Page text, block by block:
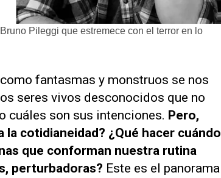
Pileggi que estremece con el terror en lo
fantasmas y monstruos se nos
seres vivos desconocidos que no
cuáles son sus intenciones. Pero,
cotidianeidad? ¿Qué hacer cuándo
que conforman nuestra rutina
perturbadoras? Este es el panorama